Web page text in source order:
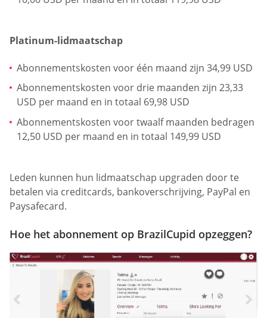
Platinum-lidmaatschap
Abonnementskosten voor één maand zijn 34,99 USD
Abonnementskosten voor drie maanden zijn 23,33
USD per maand en in totaal 69,98 USD
Abonnementskosten voor twaalf maanden bedragen
12,50 USD per maand en in totaal 149,99 USD
Leden kunnen hun lidmaatschap upgraden door te
betalen via creditcards, bankoverschrijving, PayPal en
Paysafecard.
Hoe het abonnement op BrazilCupid opzeggen?